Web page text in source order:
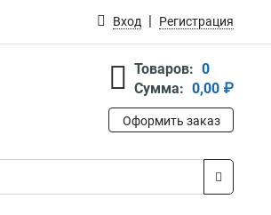
Вход Регистрация
Товаров: 0
Сумма: 0,00 ₽
Оформить заказ